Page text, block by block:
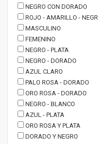
NEGRO CON DORADO
ROJO - AMARILLO -
MASCULINO
FEMENINO
NEGRO - PLATA
NEGRO - DORADO
AZUL CLARO
PALO ROSA - DORADO
ORO ROSA - DORADO
NEGRO - BLANCO
AZUL - PLATA
ORO ROSA Y PLATA
DORADO Y NEGRO